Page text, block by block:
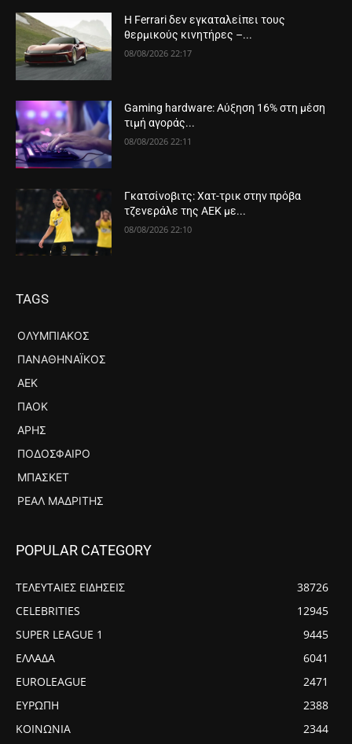
Η Ferrari δεν εγκαταλείπει τους
θερμικούς κινητήρες –...
08/08/2026 22:17
Gaming hardware: Αύξηση 16% στη μέση
τιμή αγοράς...
08/08/2026 22:11
Γκατσίνοβιτς: Χατ-τρικ στην πρόβα
τζενεράλε της ΑΕΚ με...
08/08/2026 22:10
TAGS
ΟΛΥΜΠΙΑΚΌΣ
ΠΑΝΑΘΗΝΑΪΚΌΣ
ΑΕΚ
ΠΑΟΚ
ΆΡΗΣ
ΠΟΔΌΣΦΑΙΡΟ
ΜΠΆΣΚΕΤ
ΡΕΆΛ ΜΑΔΡΊΤΗΣ
POPULAR CATEGORY
ΤΕΛΕΥΤΑΙΕΣ ΕΙΔΗΣΕΙΣ
38726
CELEBRITIES
12945
SUPER LEAGUE 1
9445
ΕΛΛΑΔΑ
6041
EUROLEAGUE
2471
ΕΥΡΩΠΗ
2388
ΚΟΙΝΩΝΙΑ
2344